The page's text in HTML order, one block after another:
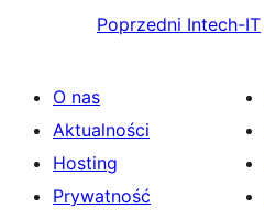
Poprzedni Intech-IT
O nas
Aktualności
Hosting
Prywatność